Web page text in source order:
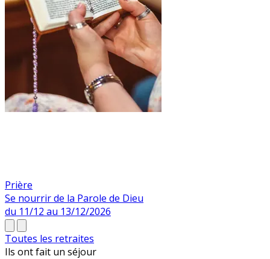
Prière
Se nourrir de la Parole de Dieu
du 11/12 au 13/12/2026
Toutes les retraites
Ils ont fait un séjour